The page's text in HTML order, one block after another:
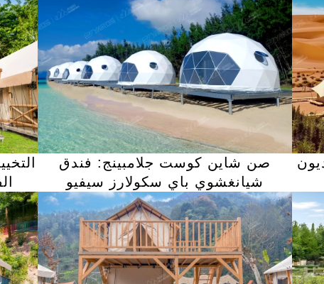
صن شاين كوست جلامبينج: فندق
شيانغشوي باي سكولارز سيفيو